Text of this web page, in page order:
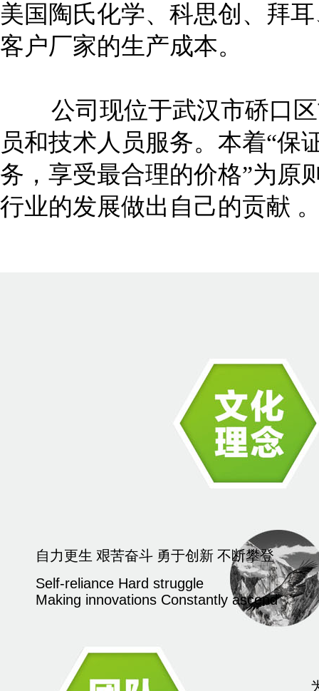
美国陶氏化学、科思创、拜
客户厂家的生产成本。
公司现位于武汉市硚口区
员和技术人员服务。本着“保
务，享受最合理的价格”为原
行业的发展做出自己的贡献
自力更生 艰苦奋斗 勇于创新 不断攀登
Self-reliance Hard struggle
Making innovations Constantly ascend